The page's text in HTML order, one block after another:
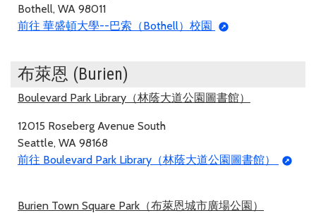
Bothell, WA 98011
前往 華盛頓大學--巴索（Bothell）校園
布萊恩 (Burien)
Boulevard Park Library（林蔭大道公園圖書館）
12015 Roseberg Avenue South
Seattle, WA 98168
前往 Boulevard Park Library（林蔭大道公園圖書館）
Burien Town Square Park（布萊恩城市廣場公園）